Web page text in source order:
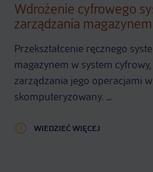
Wdrożenie cyfrowego
zarządzania magazynem
Przekształcenie ręcznego
magazynem w system
zarządzania jego operacjami
skomputeryzowany. …
WIEDZIEĆ WIĘCEJ